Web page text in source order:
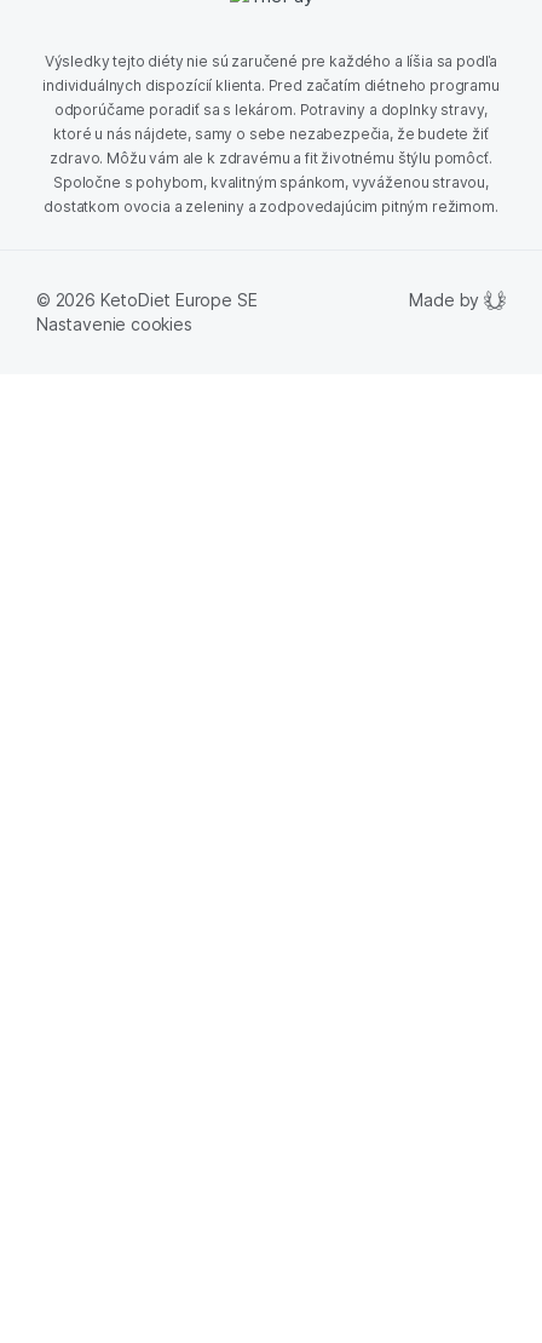
Výsledky tejto diéty nie sú zaručené pre každého a líšia sa podľa
individuálnych dispozícií klienta. Pred začatím diétneho programu
odporúčame poradiť sa s lekárom. Potraviny a doplnky stravy,
ktoré u nás nájdete, samy o sebe nezabezpečia, že budete žiť
zdravo. Môžu vám ale k zdravému a fit životnému štýlu pomôcť.
Spoločne s pohybom, kvalitným spánkom, vyváženou stravou,
dostatkom ovocia a zeleniny a zodpovedajúcim pitným režimom.
© 2026 KetoDiet Europe SE
Nastavenie cookies
Made by